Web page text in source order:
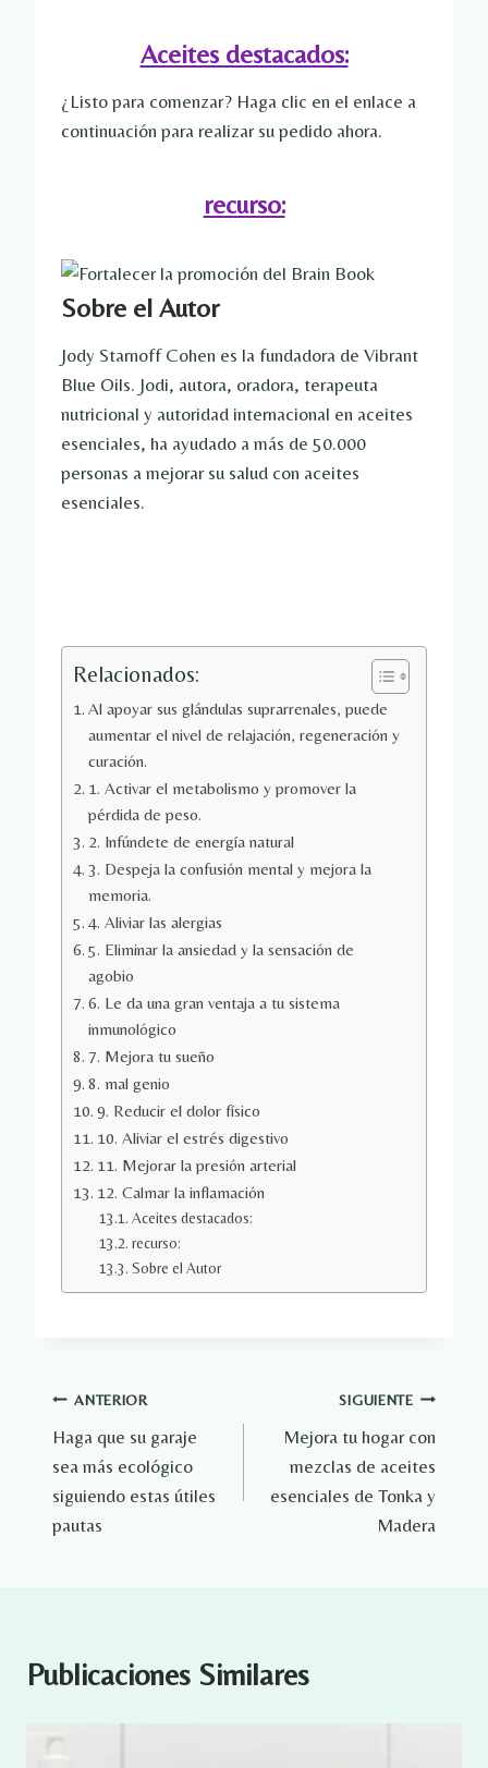
Aceites destacados:
¿Listo para comenzar? Haga clic en el enlace a
continuación para realizar su pedido ahora.
recurso:
Sobre el Autor
Jody Starnoff Cohen es la fundadora de Vibrant
Blue Oils. Jodi, autora, oradora, terapeuta
nutricional y autoridad internacional en aceites
esenciales, ha ayudado a más de 50.000
personas a mejorar su salud con aceites
esenciales.
Relacionados:
Al apoyar sus glándulas suprarrenales, puede
aumentar el nivel de relajación, regeneración y
curación.
1. Activar el metabolismo y promover la
pérdida de peso.
2. Infúndete de energía natural
3. Despeja la confusión mental y mejora la
memoria.
4. Aliviar las alergias
5. Eliminar la ansiedad y la sensación de
agobio
6. Le da una gran ventaja a tu sistema
inmunológico
7. Mejora tu sueño
8. mal genio
9. Reducir el dolor físico
10. Aliviar el estrés digestivo
11. Mejorar la presión arterial
12. Calmar la inflamación
Aceites destacados:
recurso:
Sobre el Autor
Navegación
de
entradas
ANTERIOR
Haga que su garaje
sea más ecológico
siguiendo estas útiles
pautas
SIGUIENTE
Mejora tu hogar con
mezclas de aceites
esenciales de Tonka y
Madera
Publicaciones Similares